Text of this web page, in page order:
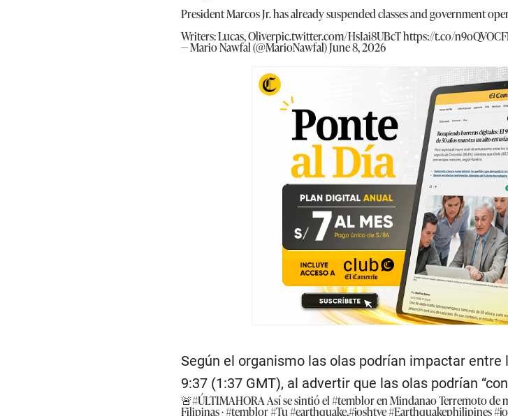
President Marcos Jr. has already suspended classes and government
Writers: Lucas, Oliverpic.twitter.com/HsIai8UBcThttps://t.co/
— Mario Nawfal (@MarioNawfal)June 8, 2026
Según el organismo las olas podrían impactar entre
9:37 (1:37 GMT), al advertir que las olas podrían
🚨#ÚLTIMAHORAAsí se sintió el#tembloren Mindanao Terremoto de
Filipinas ·#temblor#Tu#earthquake,#joshtve#Earthquakephilipines